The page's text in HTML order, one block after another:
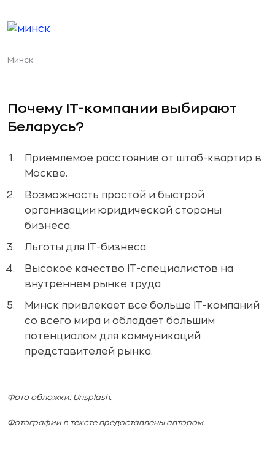
Минск
Почему IT-компании выбирают
Беларусь?
Приемлемое расстояние от штаб-квартир в
Москве.
Возможность простой и быстрой
организации юридической стороны
бизнеса.
Льготы для IT-бизнеса.
Высокое качество IT-специалистов на
внутреннем рынке труда
Минск привлекает все больше IT-компаний
со всего мира и обладает большим
потенциалом для коммуникаций
представителей рынка.
Фото обложки: Unsplash.
Фотографии в тексте предоставлены автором.